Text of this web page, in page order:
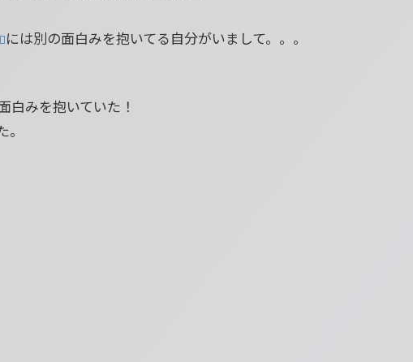
には別の面白みを抱いてる自分がいまして。。。
白みを抱いていた！